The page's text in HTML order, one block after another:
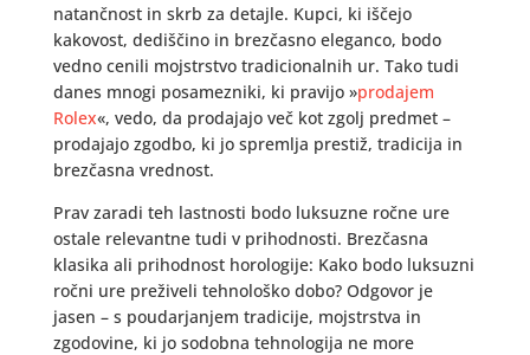
natančnost in skrb za detajle. Kupci, ki iščejo
kakovost, dediščino in brezčasno eleganco, bodo
vedno cenili mojstrstvo tradicionalnih ur. Tako tudi
danes mnogi posamezniki, ki pravijo »prodajem
Rolex«, vedo, da prodajajo več kot zgolj predmet –
prodajajo zgodbo, ki jo spremlja prestiž, tradicija in
brezčasna vrednost.
Prav zaradi teh lastnosti bodo luksuzne ročne ure
ostale relevantne tudi v prihodnosti. Brezčasna
klasika ali prihodnost horologije: Kako bodo luksuzni
ročni ure preživeli tehnološko dobo? Odgovor je
jasen – s poudarjanjem tradicije, mojstrstva in
zgodovine, ki jo sodobna tehnologija ne more